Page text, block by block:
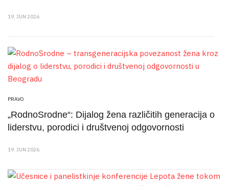
19. JUN 2026.
PRAVO
„RodnoSrodne“: Dijalog žena različitih generacija o
liderstvu, porodici i društvenoj odgovornosti
19. JUN 2026.